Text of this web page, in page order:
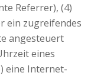
Referrer), (4)
ein zugreifendes
angesteuert
eines
eine Internet-